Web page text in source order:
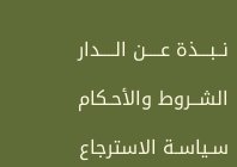
نــبـــذة عــــن الــــدار
الشــروط والأحـكام
سـياسـة الاسترجاع